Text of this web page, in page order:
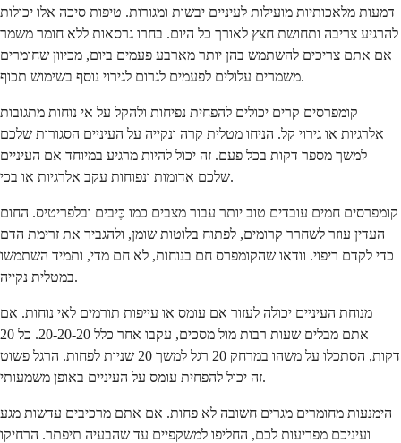
דמעות מלאכותיות מועילות לעיניים יבשות ומגורות. טיפות סיכה אלו יכולות
להרגיע צריבה ותחושת חצץ לאורך כל היום. בחרו גרסאות ללא חומר משמר
אם אתם צריכים להשתמש בהן יותר מארבע פעמים ביום, מכיוון שחומרים
משמרים עלולים לפעמים לגרום לגירוי נוסף בשימוש תכוף.
קומפרסים קרים יכולים להפחית נפיחות ולהקל על אי נוחות מתגובות
אלרגיות או גירוי קל. הניחו מטלית קרה ונקייה על העיניים הסגורות שלכם
למשך מספר דקות בכל פעם. זה יכול להיות מרגיע במיוחד אם העיניים
שלכם אדומות ונפוחות עקב אלרגיות או בכי.
קומפרסים חמים עובדים טוב יותר עבור מצבים כמו כֶּיבים ובלפריטיס. החום
העדין עוזר לשחרר קרומים, לפתוח בלוטות שומן, ולהגביר את זרימת הדם
כדי לקדם ריפוי. וודאו שהקומפרס חם בנוחות, לא חם מדי, ותמיד השתמשו
במטלית נקייה.
מנוחת העיניים יכולה לעזור אם עומס או עייפות תורמים לאי נוחות. אם
אתם מבלים שעות רבות מול מסכים, עקבו אחר כלל 20-20-20. כל 20
דקות, הסתכלו על משהו במרחק 20 רגל למשך 20 שניות לפחות. הרגל פשוט
זה יכול להפחית עומס על העיניים באופן משמעותי.
הימנעות מחומרים מגרים חשובה לא פחות. אם אתם מרכיבים עדשות מגע
ועיניכם מפריעות לכם, החליפו למשקפיים עד שהבעיה תיפתר. הרחיקו